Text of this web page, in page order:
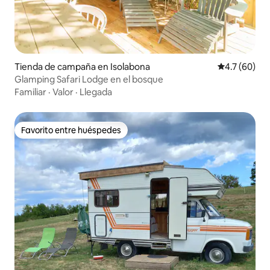
Tienda de campaña en Isolabona Calificación
4.7 (60)
Glamping Safari Lodge en el bosque
Familiar · Valor · Llegada
Favorito entre huéspedes
Favorito entre huéspedes